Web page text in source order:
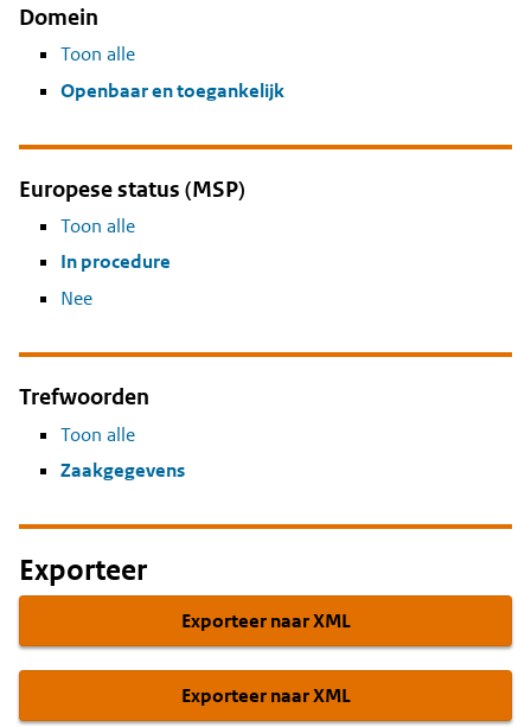
Domein
Toon alle
Openbaar en toegankelijk
Europese status (MSP)
Toon alle
In procedure
Nee
Trefwoorden
Toon alle
Zaakgegevens
Exporteer
Exporteer naar XML
Exporteer naar XML